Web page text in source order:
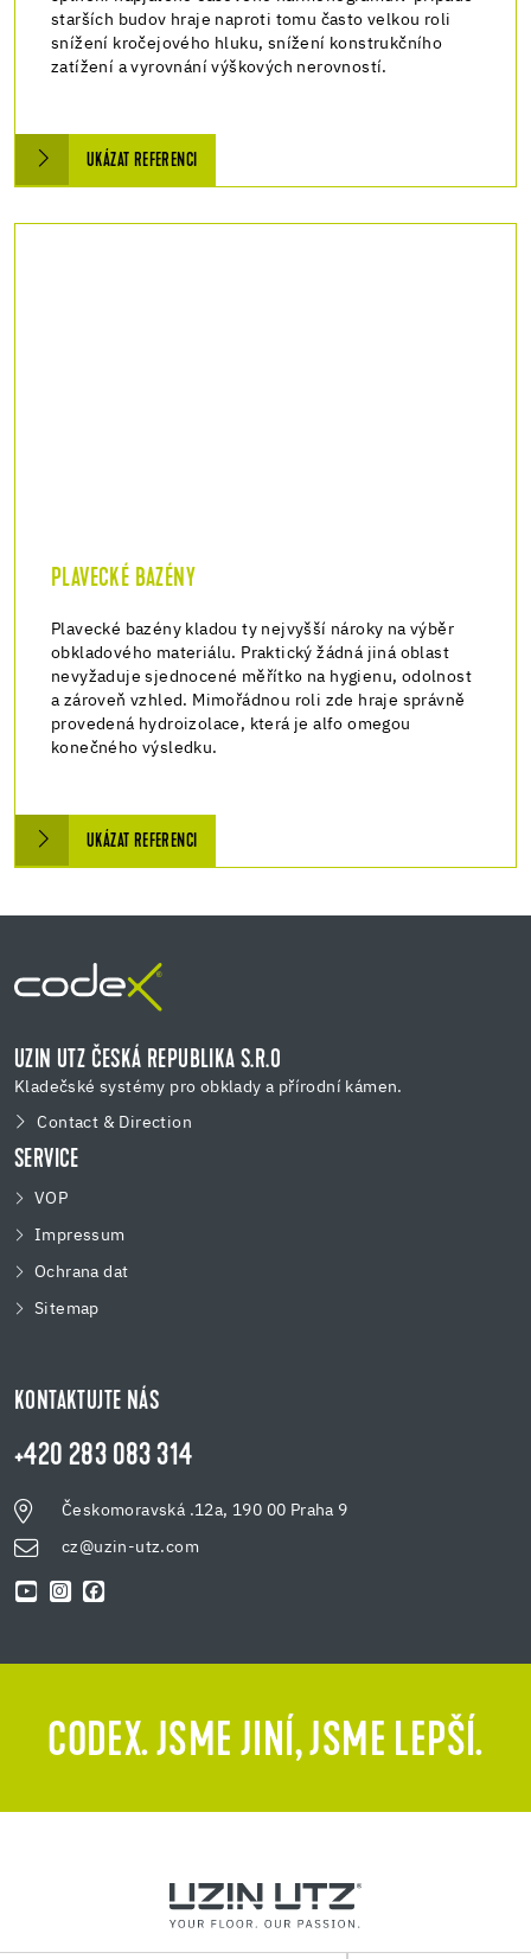
starších budov hraje naproti tomu často velkou roli
snížení kročejového hluku, snížení konstrukčního
zatížení a vyrovnání výškových nerovností.
UKÁZAT REFERENCI
PLAVECKÉ BAZÉNY
Plavecké bazény kladou ty nejvyšší nároky na výběr
obkladového materiálu. Praktický žádná jiná oblast
nevyžaduje sjednocené měřítko na hygienu, odolnost
a zároveň vzhled. Mimořádnou roli zde hraje správně
provedená hydroizolace, která je alfo omegou
konečného výsledku.
UKÁZAT REFERENCI
UZIN UTZ ČESKÁ REPUBLIKA S.R.O
Kladečské systémy pro obklady a přírodní kámen.
Contact & Direction
SERVICE
VOP
Impressum
Ochrana dat
Sitemap
KONTAKTUJTE NÁS
+420 283 083 314
Českomoravská .12a, 190 00 Praha 9
cz@uzin-utz.com
CODEX. JSME JINÍ, JSME LEPŠÍ.